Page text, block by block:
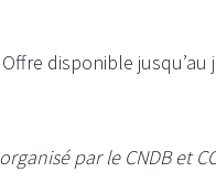
Offre disponible
organisé par le CNDB et